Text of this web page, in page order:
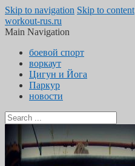
Skip to navigation Skip to content
workout-rus.ru
Main Navigation
боевой спорт
воркаут
Цигун и Йога
Паркур
новости